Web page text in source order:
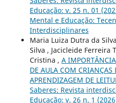
Educação: v. 25 n. 01
Mental e Educação:
Interdisciplinares
Maria Luiza Dutra da
Silva , Jacicleide Ferreira
Cristina , A
DE AULA COM CRIANÇAS
APRENDIZAGEM DE
Saberes: Revista
Educação: v. 26 n. 1